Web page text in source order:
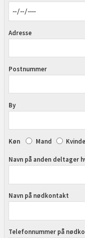
Adresse
Postnummer
By
Køn Mand Kvinde
Navn på anden deltager
Navn på nødkontakt
Telefonnummer på